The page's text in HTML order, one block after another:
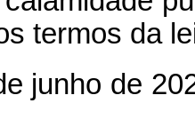
termos da
junho de